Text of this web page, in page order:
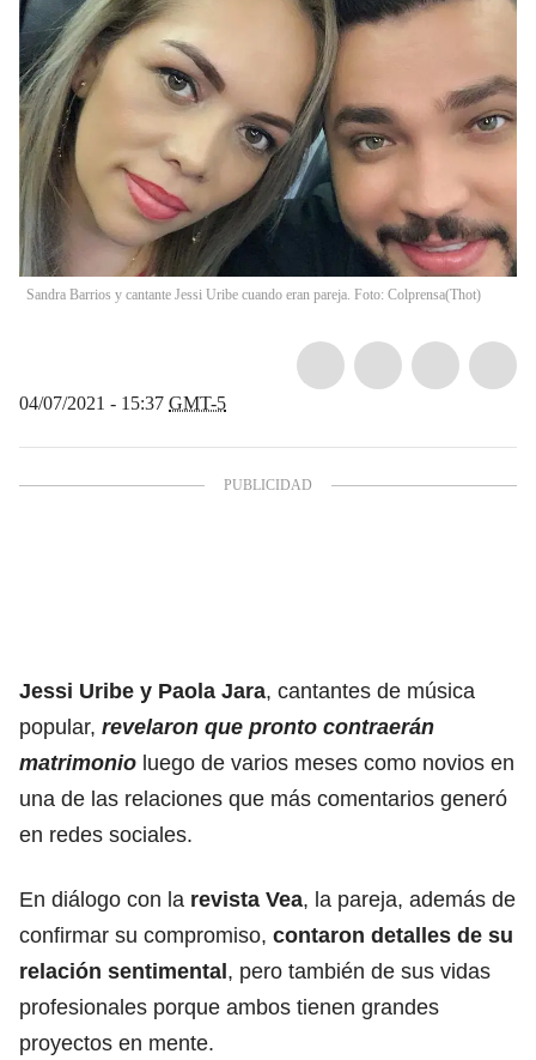
Sandra Barrios y cantante Jessi Uribe cuando eran pareja. Foto: Colprensa(Thot)
04/07/2021 - 15:37 GMT-5
Jessi Uribe y Paola Jara, cantantes de música
popular, revelaron que pronto contraerán
matrimonio luego de varios meses como novios en
una de las relaciones que más comentarios generó
en redes sociales.
En diálogo con la revista Vea, la pareja, además de
confirmar su compromiso, contaron detalles de su
relación sentimental, pero también de sus vidas
profesionales porque ambos tienen grandes
proyectos en mente.